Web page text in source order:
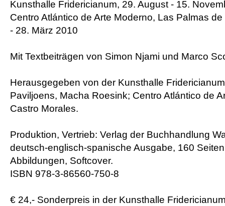
Kunsthalle Fridericianum, 29. August - 15.
Centro Atlántico de Arte Moderno, Las Palmas
- 28. März 2010
Mit Textbeiträgen von Simon Njami und Marco
Herausgegeben von der Kunsthalle
Paviljoens, Macha Roesink; Centro Atlántico de
Castro Morales.
Produktion, Vertrieb: Verlag der Buchhandlung
deutsch-englisch-spanische Ausgabe, 160
Abbildungen, Softcover.
ISBN 978-3-86560-750-8
€ 24,- Sonderpreis in der Kunsthalle